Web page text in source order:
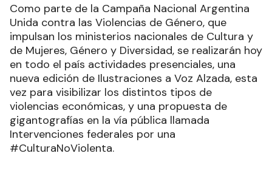
Como parte de la Campaña Nacional Argentina
Unida contra las Violencias de Género, que
impulsan los ministerios nacionales de Cultura y
de Mujeres, Género y Diversidad, se realizarán hoy
en todo el país actividades presenciales, una
nueva edición de Ilustraciones a Voz Alzada, esta
vez para visibilizar los distintos tipos de
violencias económicas, y una propuesta de
gigantografías en la vía pública llamada
Intervenciones federales por una
#CulturaNoViolenta.